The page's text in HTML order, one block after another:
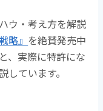
ウ・考え方を解説
略』 を絶賛発売中
、実際に特許にな
ています。